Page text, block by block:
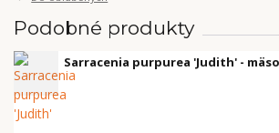
Podobné produkty
Sarracenia purpurea 'Judith' -